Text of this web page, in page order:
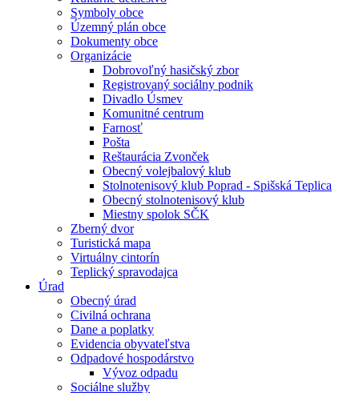
Symboly obce
Územný plán obce
Dokumenty obce
Organizácie
Dobrovoľný hasičský zbor
Registrovaný sociálny podnik
Divadlo Úsmev
Komunitné centrum
Farnosť
Pošta
Reštaurácia Zvonček
Obecný volejbalový klub
Stolnotenisový klub Poprad - Spišská Teplica
Obecný stolnotenisový klub
Miestny spolok SČK
Zberný dvor
Turistická mapa
Virtuálny cintorín
Teplický spravodajca
Úrad
Obecný úrad
Civilná ochrana
Dane a poplatky
Evidencia obyvateľstva
Odpadové hospodárstvo
Vývoz odpadu
Sociálne služby